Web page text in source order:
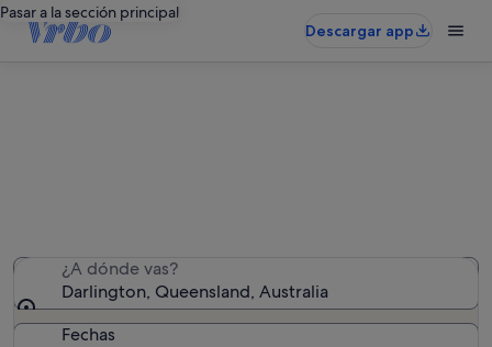
Pasar a la sección principal
Descargar app
¿A dónde vas?
Darlington, Queensland, Australia
Fechas